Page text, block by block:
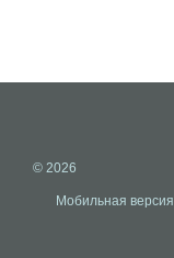
© 2026
Мобильная версия